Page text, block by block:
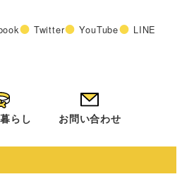
Twitter YouTube LINE
らし お問い合わせ